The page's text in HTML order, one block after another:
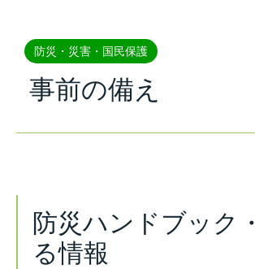
防災・災害・国民保護
事前の備え
防災ハンドブック
る情報